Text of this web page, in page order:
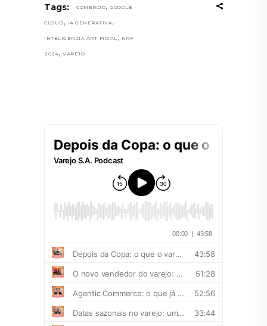
Tags: COMÉRCIO, GOOGLE
CLOUD , IA GENERATIVA,
INTELIGÊNCIA ARTIFICIAL , NRF
2024, VAREJO